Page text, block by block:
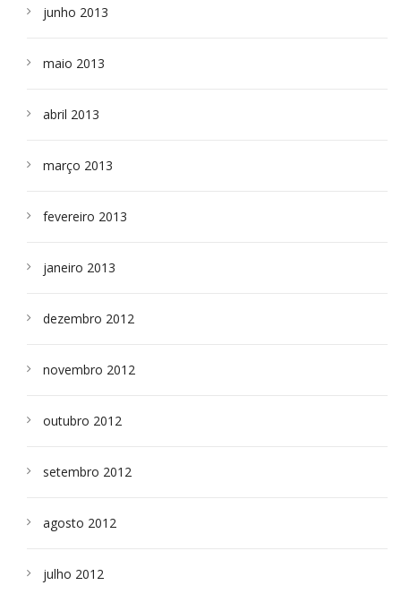
junho 2013
maio 2013
abril 2013
março 2013
fevereiro 2013
janeiro 2013
dezembro 2012
novembro 2012
outubro 2012
setembro 2012
agosto 2012
julho 2012